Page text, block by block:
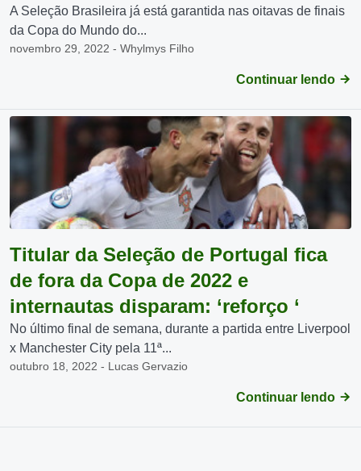
A Seleção Brasileira já está garantida nas oitavas de finais
da Copa do Mundo do...
novembro 29, 2022 - Whylmys Filho
Continuar lendo
Titular da Seleção de Portugal fica
de fora da Copa de 2022 e
internautas disparam: ‘reforço ‘
No último final de semana, durante a partida entre Liverpool
x Manchester City pela 11ª...
outubro 18, 2022 - Lucas Gervazio
Continuar lendo